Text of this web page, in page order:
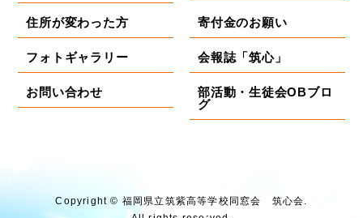
住所が変わった方
フォトギャラリー
お問い合わせ
寄付金のお願い
会報誌「筑心」
部活動・生徒会OBブロ
グ
Copyright © 福岡県⽴筑紫⾼等学校同窓会 筑⼼会.